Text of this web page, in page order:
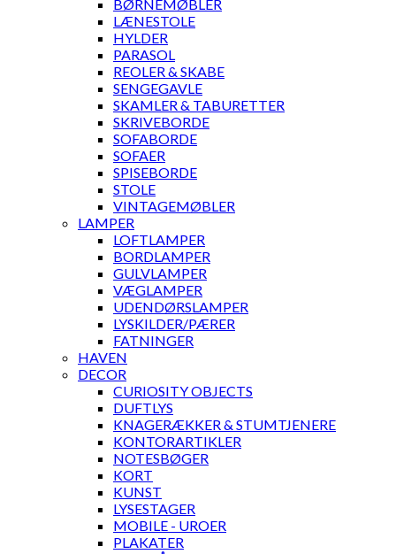
BØRNEMØBLER
LÆNESTOLE
HYLDER
PARASOL
REOLER & SKABE
SENGEGAVLE
SKAMLER & TABURETTER
SKRIVEBORDE
SOFABORDE
SOFAER
SPISEBORDE
STOLE
VINTAGEMØBLER
LAMPER
LOFTLAMPER
BORDLAMPER
GULVLAMPER
VÆGLAMPER
UDENDØRSLAMPER
LYSKILDER/PÆRER
FATNINGER
HAVEN
DECOR
CURIOSITY OBJECTS
DUFTLYS
KNAGERÆKKER & STUMTJENERE
KONTORARTIKLER
NOTESBØGER
KORT
KUNST
LYSESTAGER
MOBILE - UROER
PLAKATER